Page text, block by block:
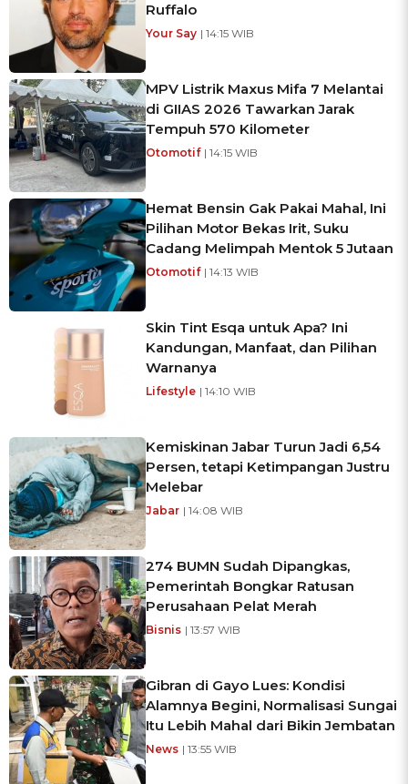
Ruffalo
Your Say | 14:15 WIB
MPV Listrik Maxus Mifa 7 Melantai
di GIIAS 2026 Tawarkan Jarak
Tempuh 570 Kilometer
Otomotif | 14:15 WIB
Hemat Bensin Gak Pakai Mahal, Ini
Pilihan Motor Bekas Irit, Suku
Cadang Melimpah Mentok 5 Jutaan
Otomotif | 14:13 WIB
Skin Tint Esqa untuk Apa? Ini
Kandungan, Manfaat, dan Pilihan
Warnanya
Lifestyle | 14:10 WIB
Kemiskinan Jabar Turun Jadi 6,54
Persen, tetapi Ketimpangan Justru
Melebar
Jabar | 14:08 WIB
274 BUMN Sudah Dipangkas,
Pemerintah Bongkar Ratusan
Perusahaan Pelat Merah
Bisnis | 13:57 WIB
Gibran di Gayo Lues: Kondisi
Alamnya Begini, Normalisasi Sungai
Itu Lebih Mahal dari Bikin Jembatan
News | 13:55 WIB